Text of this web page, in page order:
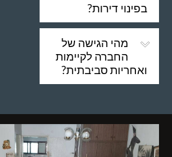
בפינוי דירות?
מהי הגישה של
החברה לקיימות
ואחריות סביבתית?